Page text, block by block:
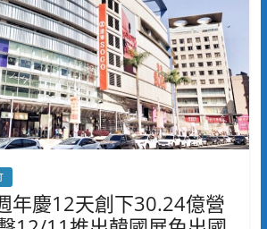
年慶12天創下30.24億營